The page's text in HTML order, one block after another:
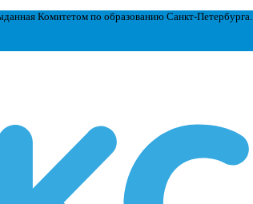
Комитетом по образованию Санкт-Петербурга.